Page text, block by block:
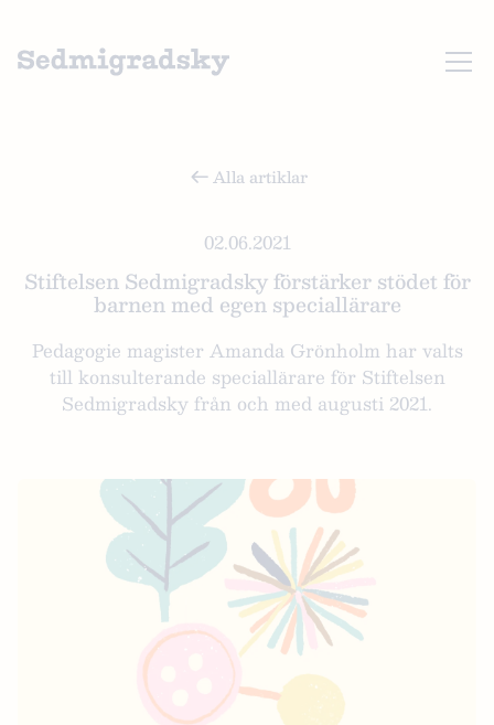
Alla artiklar
02.06.2021
Stiftelsen Sedmigradsky förstärker stödet för
barnen med egen speciallärare
Pedagogie magister Amanda Grönholm har valts
till konsulterande speciallärare för Stiftelsen
Sedmigradsky från och med augusti 2021.